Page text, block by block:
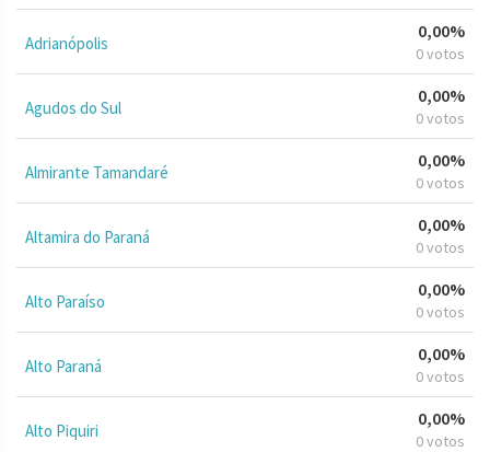
Adrianópolis
0,00%
0 votos
Agudos do Sul
0,00%
0 votos
Almirante Tamandaré
0,00%
0 votos
Altamira do Paraná
0,00%
0 votos
Alto Paraíso
0,00%
0 votos
Alto Paraná
0,00%
0 votos
Alto Piquiri
0,00%
0 votos